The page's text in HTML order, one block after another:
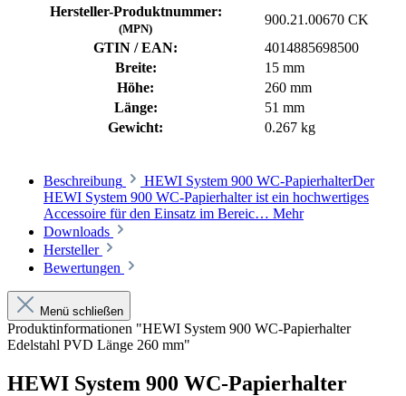
Hersteller-Produktnummer:
(MPN)
900.21.00670 CK
GTIN / EAN:
4014885698500
Breite:
15 mm
Höhe:
260 mm
Länge:
51 mm
Gewicht:
0.267 kg
Beschreibung
HEWI System 900 WC-PapierhalterDer
HEWI System 900 WC-Papierhalter ist ein hochwertiges
Accessoire für den Einsatz im Bereic… Mehr
Downloads
Hersteller
Bewertungen
Menü schließen
Produktinformationen "HEWI System 900 WC-Papierhalter
Edelstahl PVD Länge 260 mm"
HEWI System 900 WC-Papierhalter